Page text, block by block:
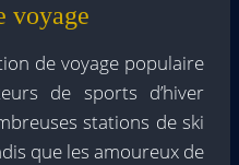
voyage
de voyage populaire
de sports d’hiver
stations de ski
que les amoureux de